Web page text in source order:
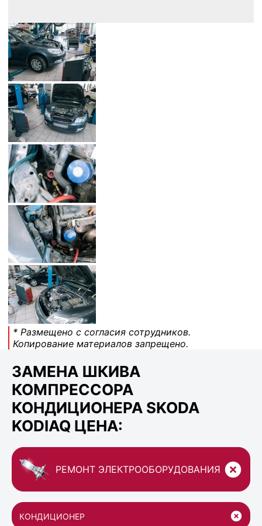
* Размещено с согласия сотрудников.
Копирование материалов запрещено.
ЗАМЕНА ШКИВА
КОМПРЕССОРА
КОНДИЦИОНЕРА SKODA
KODIAQ ЦЕНА:
РЕМОНТ ЭЛЕКТРООБОРУДОВАНИЯ
КОНДИЦИОНЕР